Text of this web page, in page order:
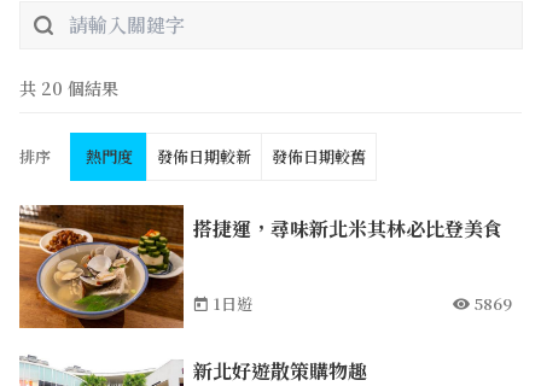
共 20 個結果
排序 熱門度 發佈日期較新 發佈日期較舊
搭捷運，尋味新北米其林必比登美食
1日遊 5869
新北好遊散策購物趣